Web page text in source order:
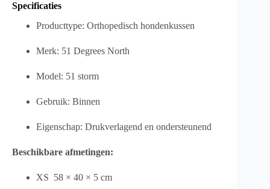
Specificaties
Producttype: Orthopedisch hondenkussen
Merk: 51 Degrees North
Model: 51 storm
Gebruik: Binnen
Eigenschap: Drukverlagend en ondersteunend
Beschikbare afmetingen:
XS 58 × 40 × 5 cm